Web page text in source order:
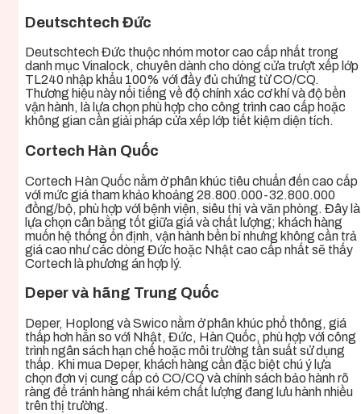
Deutschtech Đức
Deutschtech Đức thuộc nhóm motor cao cấp nhất trong
danh mục Vinalock, chuyên dành cho dòng cửa trượt xếp lớp
TL240 nhập khẩu 100% với đầy đủ chứng từ CO/CQ.
Thương hiệu này nổi tiếng về độ chính xác cơ khí và độ bền
vận hành, là lựa chọn phù hợp cho công trình cao cấp hoặc
không gian cần giải pháp cửa xếp lớp tiết kiệm diện tích.
Cortech Hàn Quốc
Cortech Hàn Quốc nằm ở phân khúc tiêu chuẩn đến cao cấp
với mức giá tham khảo khoảng 28.800.000-32.800.000
đồng/bộ, phù hợp với bệnh viện, siêu thị và văn phòng. Đây là
lựa chọn cân bằng tốt giữa giá và chất lượng; khách hàng
muốn hệ thống ổn định, vận hành bền bỉ nhưng không cần trả
giá cao như các dòng Đức hoặc Nhật cao cấp nhất sẽ thấy
Cortech là phương án hợp lý.
Deper và hãng Trung Quốc
Deper, Hoplong và Swico nằm ở phân khúc phổ thông, giá
thấp hơn hẳn so với Nhật, Đức, Hàn Quốc, phù hợp với công
trình ngân sách hạn chế hoặc môi trường tần suất sử dụng
thấp. Khi mua Deper, khách hàng cần đặc biệt chú ý lựa
chọn đơn vị cung cấp có CO/CQ và chính sách bảo hành rõ
ràng để tránh hàng nhái kém chất lượng đang lưu hành nhiều
trên thị trường.